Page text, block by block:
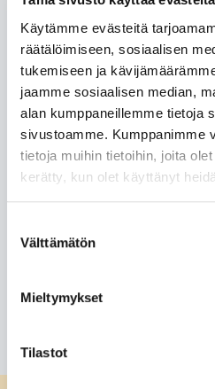
Käytämme evästeitä
räätälöimiseen, sosiaalisen
tukemiseen ja
jaamme sosiaalisen median,
alan kumppaneillemme tietoja
sivustoamme. Kumppanimme
tietoja muihin tietoihin, joita
kerätty, kun olet käyttänyt
valinta
Välttämätön
Mieltymykset
Tilastot
Feedback for
Lue lisää